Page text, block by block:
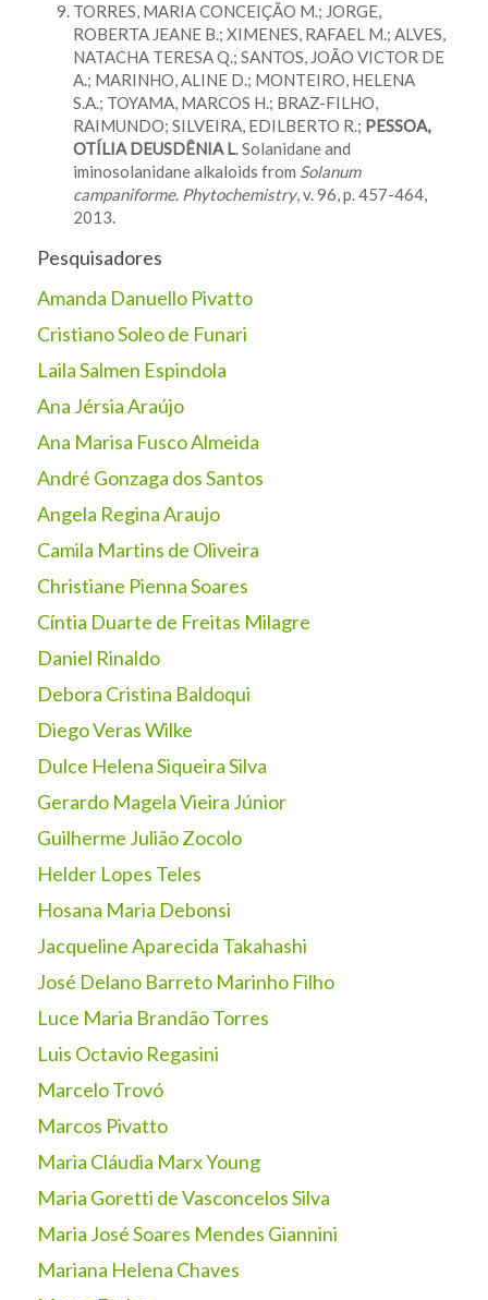
TORRES, MARIA CONCEIÇÃO M.; JORGE,
ROBERTA JEANE B.; XIMENES, RAFAEL M.; ALVES,
NATACHA TERESA Q.; SANTOS, JOÃO VICTOR DE
A.; MARINHO, ALINE D.; MONTEIRO, HELENA
S.A.; TOYAMA, MARCOS H.; BRAZ-FILHO,
RAIMUNDO; SILVEIRA, EDILBERTO R.; PESSOA,
OTÍLIA DEUSDÊNIA L. Solanidane and
iminosolanidane alkaloids from Solanum
campaniforme. Phytochemistry, v. 96, p. 457-464,
2013.
Pesquisadores
Amanda Danuello Pivatto
Cristiano Soleo de Funari
Laila Salmen Espindola
Ana Jérsia Araújo
Ana Marisa Fusco Almeida
André Gonzaga dos Santos
Angela Regina Araujo
Camila Martins de Oliveira
Christiane Pienna Soares
Cíntia Duarte de Freitas Milagre
Daniel Rinaldo
Debora Cristina Baldoqui
Diego Veras Wilke
Dulce Helena Siqueira Silva
Gerardo Magela Vieira Júnior
Guilherme Julião Zocolo
Helder Lopes Teles
Hosana Maria Debonsi
Jacqueline Aparecida Takahashi
José Delano Barreto Marinho Filho
Luce Maria Brandão Torres
Luis Octavio Regasini
Marcelo Trovó
Marcos Pivatto
Maria Cláudia Marx Young
Maria Goretti de Vasconcelos Silva
Maria José Soares Mendes Giannini
Mariana Helena Chaves